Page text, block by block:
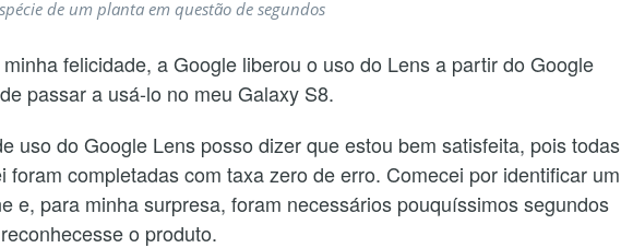
de um planta em questão de segundos
felicidade, a Google liberou o uso do Lens a partir do Google
passar a usá-lo no meu Galaxy S8.
uso do Google Lens posso dizer que estou bem satisfeita, pois todas
foram completadas com taxa zero de erro. Comecei por identificar um
e, para minha surpresa, foram necessários pouquíssimos segundos
reconhecesse o produto.